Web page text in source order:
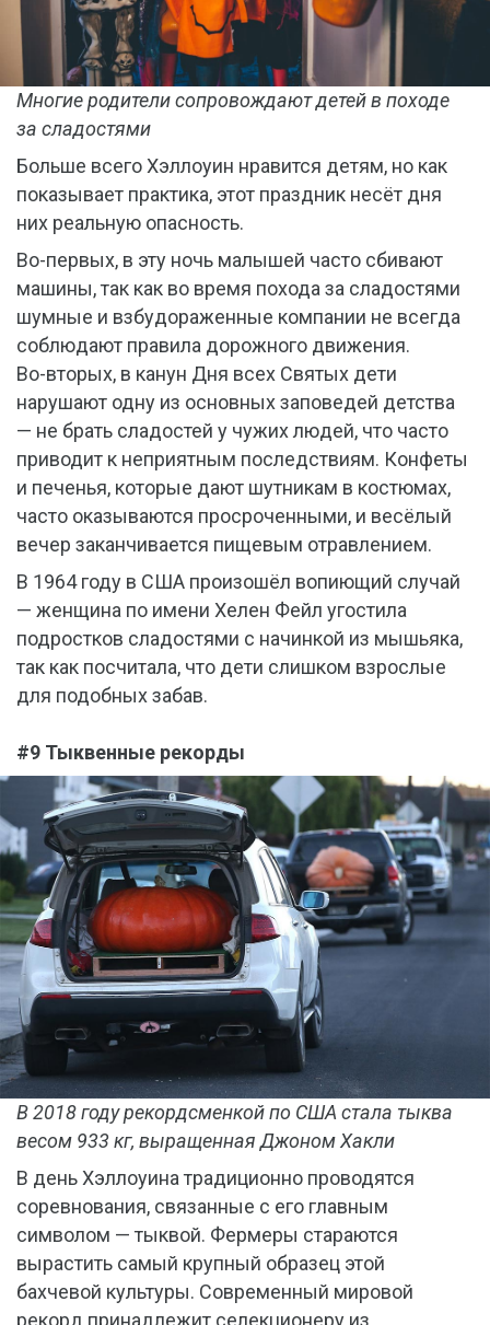
Многие родители сопровождают детей в походе
за сладостями
Больше всего Хэллоуин нравится детям, но как
показывает практика, этот праздник несёт дня
них реальную опасность.
Во-первых, в эту ночь малышей часто сбивают
машины, так как во время похода за сладостями
шумные и взбудораженные компании не всегда
соблюдают правила дорожного движения.
Во-вторых, в канун Дня всех Святых дети
нарушают одну из основных заповедей детства
— не брать сладостей у чужих людей, что часто
приводит к неприятным последствиям. Конфеты
и печенья, которые дают шутникам в костюмах,
часто оказываются просроченными, и весёлый
вечер заканчивается пищевым отравлением.
В 1964 году в США произошёл вопиющий случай
— женщина по имени Хелен Фейл угостила
подростков сладостями с начинкой из мышьяка,
так как посчитала, что дети слишком взрослые
для подобных забав.
#9 Тыквенные рекорды
В 2018 году рекордсменкой по США стала тыква
весом 933 кг, выращенная Джоном Хакли
В день Хэллоуина традиционно проводятся
соревнования, связанные с его главным
символом — тыквой. Фермеры стараются
вырастить самый крупный образец этой
бахчевой культуры. Современный мировой
рекорд принадлежит селекционеру из